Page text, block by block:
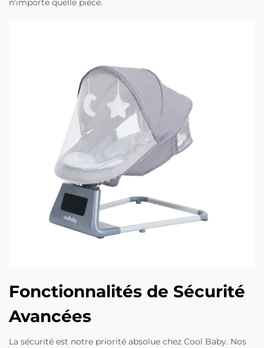
n'importe quelle pièce.
Fonctionnalités de Sécurité
Avancées
La sécurité est notre priorité absolue chez Cool Baby. Nos